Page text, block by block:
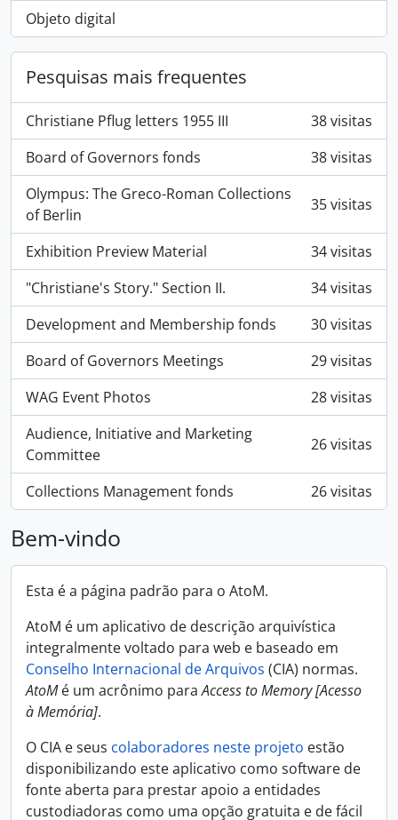
Objeto digital
Pesquisas mais frequentes
Christiane Pflug letters 1955 III
38 visitas
Board of Governors fonds
38 visitas
Olympus: The Greco-Roman Collections
of Berlin
35 visitas
Exhibition Preview Material
34 visitas
"Christiane's Story." Section II.
34 visitas
Development and Membership fonds
30 visitas
Board of Governors Meetings
29 visitas
WAG Event Photos
28 visitas
Audience, Initiative and Marketing
Committee
26 visitas
Collections Management fonds 26 visitas
Bem-vindo
Esta é a página padrão para o AtoM.
AtoM é um aplicativo de descrição arquivística
integralmente voltado para web e baseado em
Conselho Internacional de Arquivos (CIA) normas.
AtoMé um acrônimo paraAccess to Memory [Acesso
à Memória].
O CIA e seus colaboradores neste projeto estão
disponibilizando este aplicativo como software de
fonte aberta para prestar apoio a entidades
custodiadoras como uma opção gratuita e de fácil